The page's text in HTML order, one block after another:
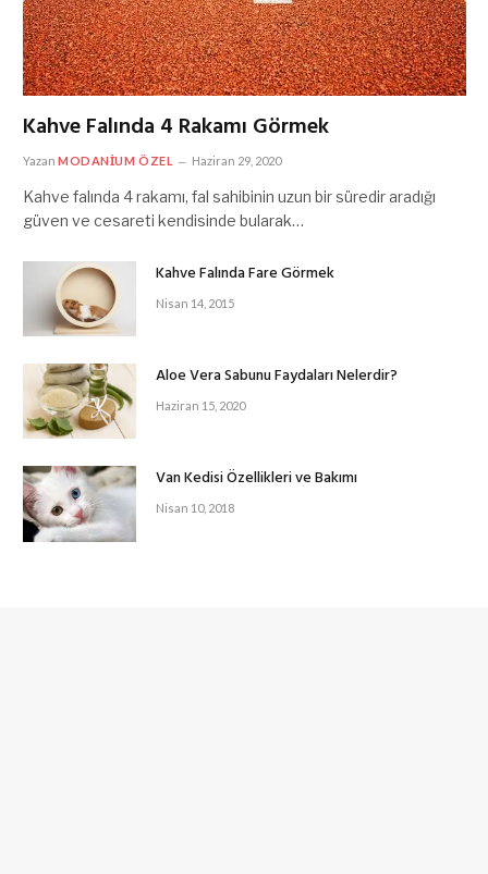
Kahve Falında 4 Rakamı Görmek
Yazan MODANIUM ÖZEL Haziran 29, 2020
Kahve falında 4 rakamı, fal sahibinin uzun bir süredir aradığı
güven ve cesareti kendisinde bularak…
Kahve Falında Fare Görmek
Nisan 14, 2015
Aloe Vera Sabunu Faydaları Nelerdir?
Haziran 15, 2020
Van Kedisi Özellikleri ve Bakımı
Nisan 10, 2018